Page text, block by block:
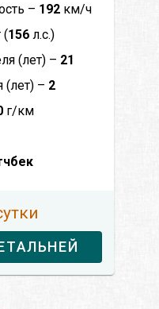
– 192 км/ч
(156 л.с.)
(лет) – 21
(лет) – 2
г/км